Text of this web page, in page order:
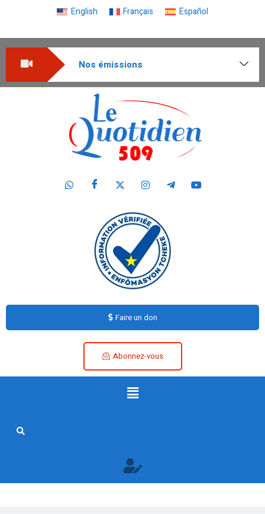
English Français Español
Nos émissions
Faire un don
Abonnez-vous